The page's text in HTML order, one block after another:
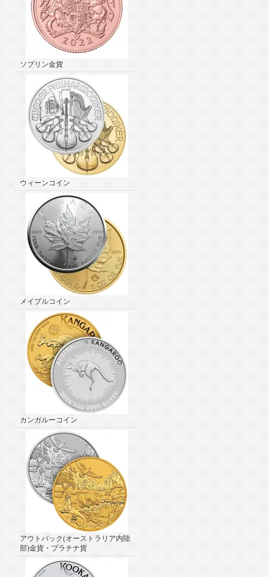
ソブリン金貨
ウィーンコイン
メイプルコイン
カンガルーコイン
アウトバック(オーストラリア内陸
部)金貨・プラチナ貨